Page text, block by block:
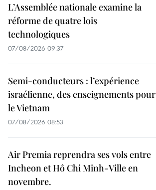
L’Assemblée nationale examine la
réforme de quatre lois
technologiques
07/08/2026 09:37
Semi-conducteurs : l’expérience
israélienne, des enseignements pour
le Vietnam
07/08/2026 08:53
Air Premia reprendra ses vols entre
Incheon et Hô Chi Minh-Ville en
novembre.